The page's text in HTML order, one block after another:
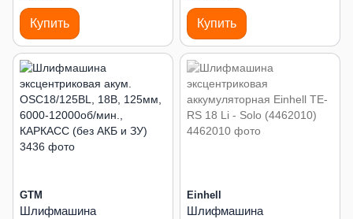
Купить Купить
GTM
Шлифмашина
Einhell
Шлифмашина